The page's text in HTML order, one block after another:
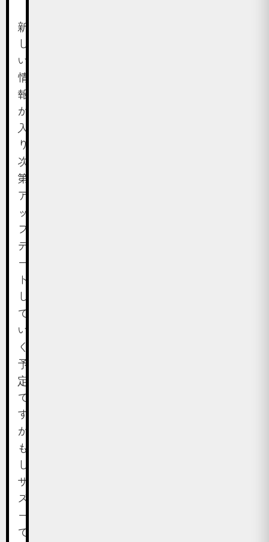
新
し
い
情
報
が
入
り
次
第
ア
ッ
プ
デ
ー
ト
し
て
い
く
予
定
で
す
が、
も
し
ザ・
ズ
ー
で